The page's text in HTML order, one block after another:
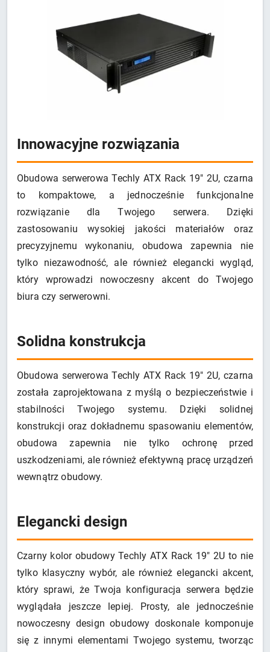
Innowacyjne rozwiązania
Obudowa serwerowa Techly ATX Rack 19" 2U, czarna
to kompaktowe, a jednocześnie funkcjonalne
rozwiązanie dla Twojego serwera. Dzięki
zastosowaniu wysokiej jakości materiałów oraz
precyzyjnemu wykonaniu, obudowa zapewnia nie
tylko niezawodność, ale również elegancki wygląd,
który wprowadzi nowoczesny akcent do Twojego
biura czy serwerowni.
Solidna konstrukcja
Obudowa serwerowa Techly ATX Rack 19" 2U, czarna
została zaprojektowana z myślą o bezpieczeństwie i
stabilności Twojego systemu. Dzięki solidnej
konstrukcji oraz dokładnemu spasowaniu elementów,
obudowa zapewnia nie tylko ochronę przed
uszkodzeniami, ale również efektywną pracę urządzeń
wewnątrz obudowy.
Elegancki design
Czarny kolor obudowy Techly ATX Rack 19" 2U to nie
tylko klasyczny wybór, ale również elegancki akcent,
który sprawi, że Twoja konfiguracja serwera będzie
wyglądała jeszcze lepiej. Prosty, ale jednocześnie
nowoczesny design obudowy doskonale komponuje
się z innymi elementami Twojego systemu, tworząc